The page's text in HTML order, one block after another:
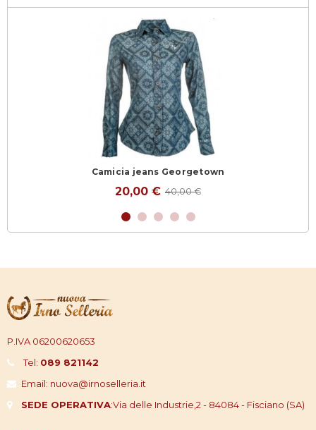
Camicia jeans Georgetown
20,00 € 40,00 €
P.IVA 06200620653
Tel: 089 821142
Email: nuova@irnoselleria.it
SEDE OPERATIVA:Via delle Industrie,2 - 84084 - Fisciano (SA)